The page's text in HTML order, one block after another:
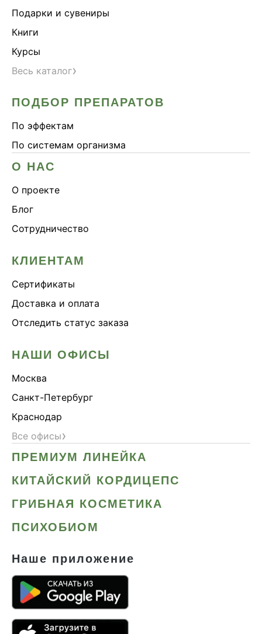
Подарки и сувениры
Книги
Курсы
Весь каталог›
ПОДБОР ПРЕПАРАТОВ
По эффектам
По системам организма
О НАС
О проекте
Блог
Сотрудничество
КЛИЕНТАМ
Сертификаты
Доставка и оплата
Отследить статус заказа
НАШИ ОФИСЫ
Москва
Санкт-Петербург
Краснодар
Все офисы›
ПРЕМИУМ ЛИНЕЙКА
КИТАЙСКИЙ КОРДИЦЕПС
ГРИБНАЯ КОСМЕТИКА
ПСИХОБИОМ
Наше приложение